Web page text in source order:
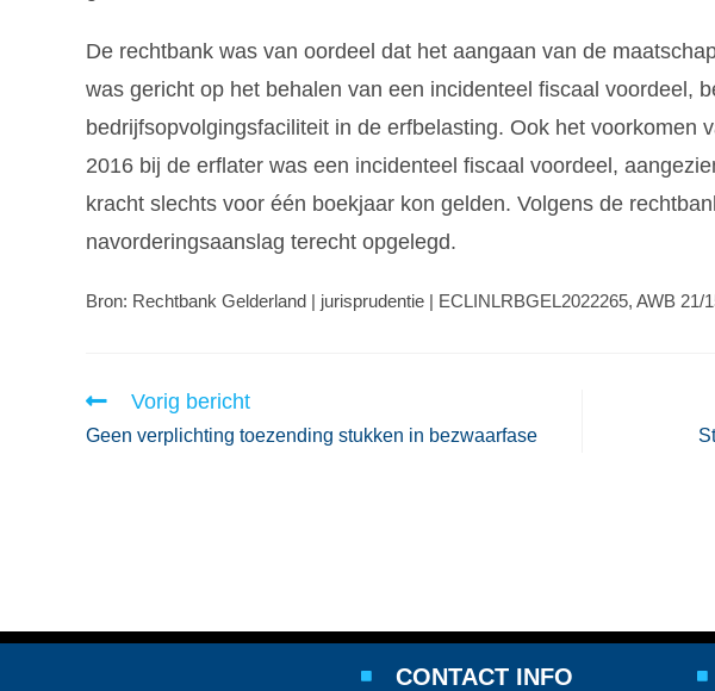
De rechtbank was van oordeel dat het aangaan van de
was gericht op het behalen van een incidenteel fiscaal voordeel,
bedrijfsopvolgingsfaciliteit in de erfbelasting. Ook het voorkomen
2016 bij de erflater was een incidenteel fiscaal voordeel,
kracht slechts voor één boekjaar kon gelden. Volgens de
navorderingsaanslag terecht opgelegd.
Bron: Rechtbank Gelderland | jurisprudentie | ECLINLRBGEL2022265, AWB 21/
Vorig bericht
Geen verplichting toezending stukken in bezwaarfase
CONTACT INFO